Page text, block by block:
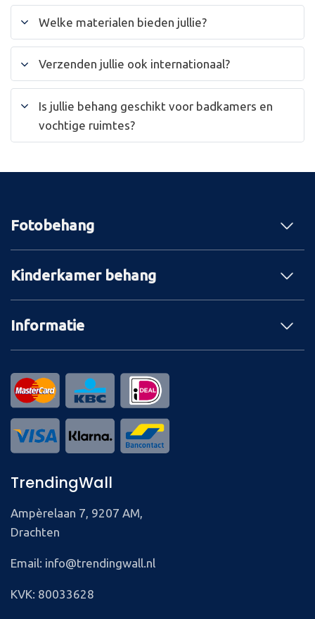
Welke materialen bieden jullie?
Verzenden jullie ook internationaal?
Is jullie behang geschikt voor badkamers en
vochtige ruimtes?
Fotobehang
Kinderkamer behang
Informatie
TrendingWall
Ampèrelaan 7, 9207 AM,
Drachten
Email: info@trendingwall.nl
KVK: 80033628